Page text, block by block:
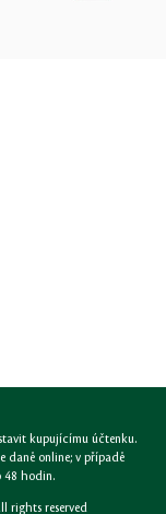
kupujícímu účtenku.
daně online; v případě
48 hodin.
rights reserved